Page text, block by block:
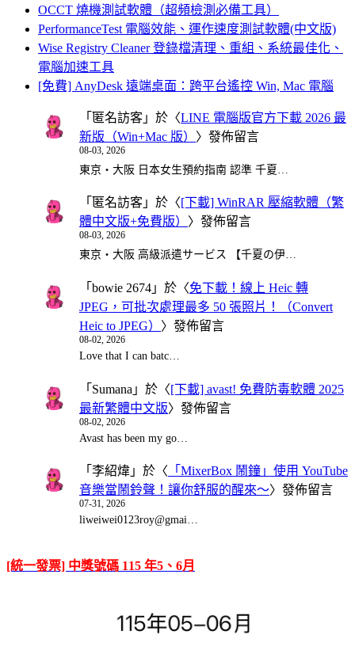
OCCT 燒機測試軟體（超頻檢測必備工具）
PerformanceTest 電腦效能、運作速度測試軟體(中文版)
Wise Registry Cleaner 登錄檔清理、重組、系統最佳化、
電腦加速工具
[免費] AnyDesk 遠端桌面：跨平台遙控 Win, Mac 電腦
「 匿名訪客 」於〈LINE 電腦版官方下載 2026 最
新版（Win+Mac 版） 〉發佈留言
08-03, 2026
東京・大阪 日本女生預約指南 認準 千夏…
「 匿名訪客 」於〈[下載] WinRAR 壓縮軟體（繁
體中文版+免費版） 〉發佈留言
08-03, 2026
東京・大阪 高級派遣サービス 【千夏の伊…
「 bowie 2674 」於〈免下載！線上 Heic 轉
JPEG，可批次處理最多 50 張照片！（Convert
Heic to JPEG） 〉發佈留言
08-02, 2026
Love that I can batc…
「 Sumana 」於〈[下載] avast! 免費防毒軟體 2025
最新繁體中文版〉發佈留言
08-02, 2026
Avast has been my go…
「 李紹煒 」於〈 「MixerBox 鬧鐘」使用 YouTube
音樂當鬧鈴聲！讓你舒服的醒來～〉發佈留言
07-31, 2026
liweiwei0123roy@gmai…
[統一發票] 中獎號碼 115 年5、6月